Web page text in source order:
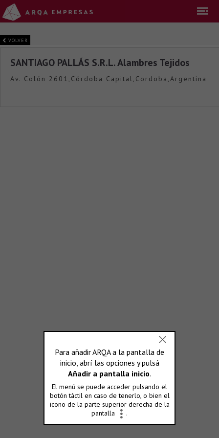
VOLVER
SANTIAGO PALLÁS S.R.L. Alambres Tejidos
Av. Colón 2601,Córdoba Capital,Cordoba,Argentina